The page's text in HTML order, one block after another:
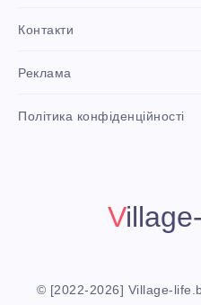
i
i
Контакти
Реклама
Політика конфіденційності
© [2022-2026] Village-